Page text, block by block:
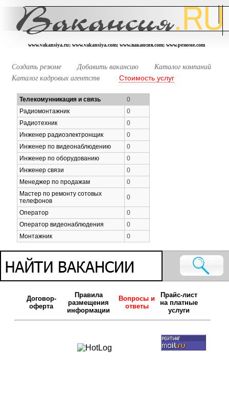
www.vakansiya.ru; www.vakansiya.com; www.вакансия.com; www.резюме.com
Создать резюме Добавить вакансию
Каталог компаний
Каталог кадровых агентств
Стоимость услуг
Телекомунникация и связь
0
Радиомонтажник
0
Радиотехник
0
Инженер радиоэлектронщик
0
Инженер по видеонаблюдению
0
Инженер по оборудованию
0
Инженер связи
0
Менеджер по продажам
0
Мастер по ремонту сотовых
телефонов
0
Оператор
0
Оператор видеонаблюдения
0
Монтажник
0
Договор-
оферта
Правила
размещения
информации
Вопросы и
ответы
Прайс-лист
на платные
услуги